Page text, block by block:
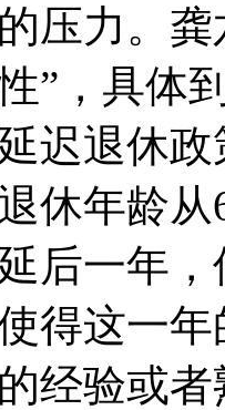
压力。
”，具体
迟退休
休年龄
后一年
得这一
经验或